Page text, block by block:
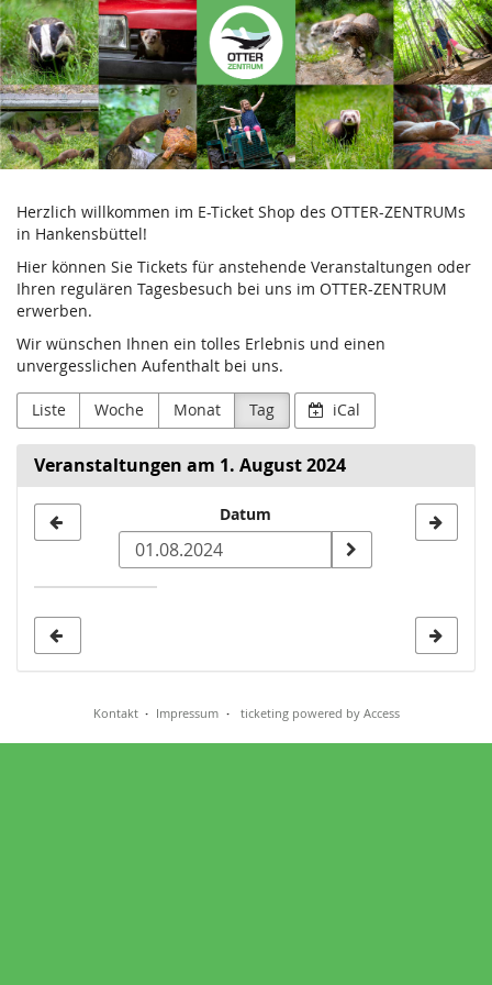
Zum
Haupt-
Inhalt
springen
Aktion
Fischotterschutz
e.V.
Herzlich willkommen im E-Ticket Shop des OTTER-ZENTRUMs
in Hankensbüttel!
Hier können Sie Tickets für anstehende Veranstaltungen oder
Ihren regulären Tagesbesuch bei uns im OTTER-ZENTRUM
erwerben.
Wir wünschen Ihnen ein tolles Erlebnis und einen
unvergesslichen Aufenthalt bei uns.
Liste Woche Monat Tag iCal
Veranstaltungen am 1. August 2024
zur
Anzeige
Datum
Kontakt Impressum ticketing powered by Access